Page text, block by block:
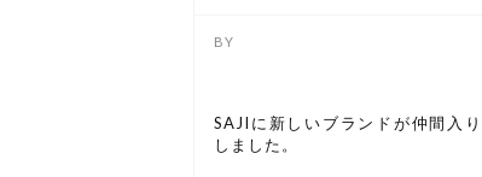
SAJIに新しいブランドが仲間入り
しました。